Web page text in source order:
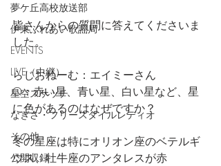
夢ケ丘高校放送部
伊東ふれあい歌謡局
EVENTS
LIVE（中継）
星空スケッチ
なぎさ・フリースタイルレディオ
その他
公開収録
皆さんからの質問に答えてくださいま
した。
らじおねーむ：エイミーさん
Q：赤い星、青い星、白い星など、星
に色があるのはなぜですか？
冬の星座は特にオリオン座のベテルギ
ウス、牡牛座のアンタレスが赤